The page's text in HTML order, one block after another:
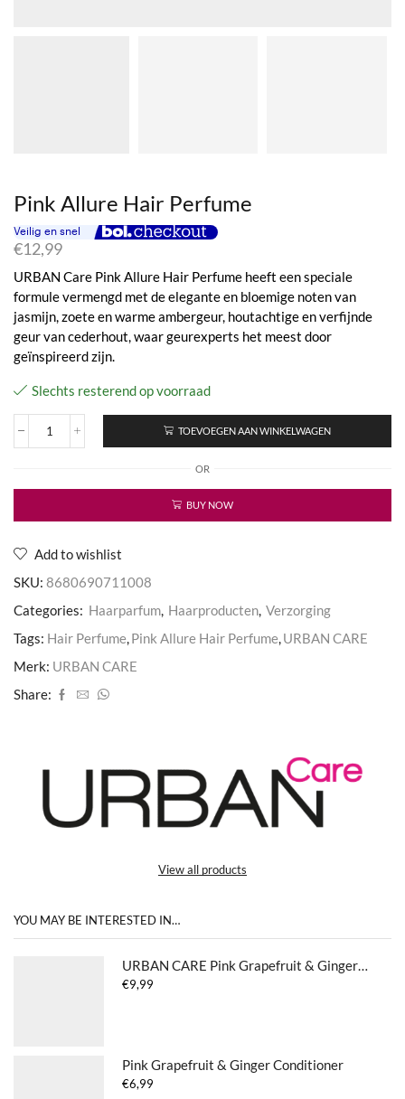
Pink Allure Hair Perfume
€12,99
URBAN Care Pink Allure Hair Perfume heeft een speciale
formule vermengd met de elegante en bloemige noten van
jasmijn, zoete en warme ambergeur, houtachtige en verfijnde
geur van cederhout, waar geurexperts het meest door
geïnspireerd zijn.
Slechts resterend op voorraad
Pink
Perfume
TOEVOEGEN AAN WINKELWAGEN
OR
BUY NOW
Add to wishlist
SKU: 8680690711008
Categories: Haarparfum, Haarproducten, Verzorging
Tags: Hair Perfume,Pink Allure Hair Perfume,URBAN CARE
Merk: URBAN CARE
Share:
View all products
YOU MAY BE INTERESTED IN…
€9,99
Pink Grapefruit & Ginger Conditioner
€6,99